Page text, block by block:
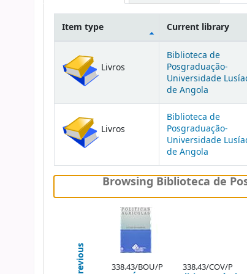
Item type Current library
Livros
Biblioteca de
Posgraduação-
Universidade
de Angola
Livros
Biblioteca de
Posgraduação-
Universidade
de Angola
Browsing Biblioteca de
Previous 338.43/BOU/P 338.43/COV/P